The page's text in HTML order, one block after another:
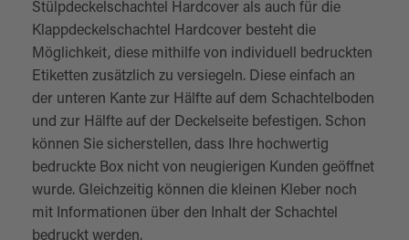
Stülpdeckelschachtel Hardcover als auch für die
Klappdeckelschachtel Hardcover besteht die
Möglichkeit, diese mithilfe von individuell bedruckten
Etiketten zusätzlich zu versiegeln. Diese einfach an
der unteren Kante zur Hälfte auf dem Schachtelboden
und zur Hälfte auf der Deckelseite befestigen. Schon
können Sie sicherstellen, dass Ihre hochwertig
bedruckte Box nicht von neugierigen Kunden geöffnet
wurde. Gleichzeitig können die kleinen Kleber noch
mit Informationen über den Inhalt der Schachtel
bedruckt werden.